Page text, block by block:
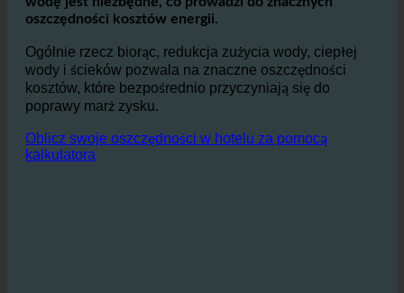
Zwłaszcza w branży hotelarsko-gastronomicznej, gdzie
konsekwentne iKomfortowe zaopatrzenie w ciepłą
wodę jest niezbędne, co prowadzi do znacznych
oszczędności kosztów energii.
Ogólnie rzecz biorąc, redukcja zużycia wody, ciepłej
wody i ścieków pozwala na znaczne oszczędności
poprawy marż zysku.